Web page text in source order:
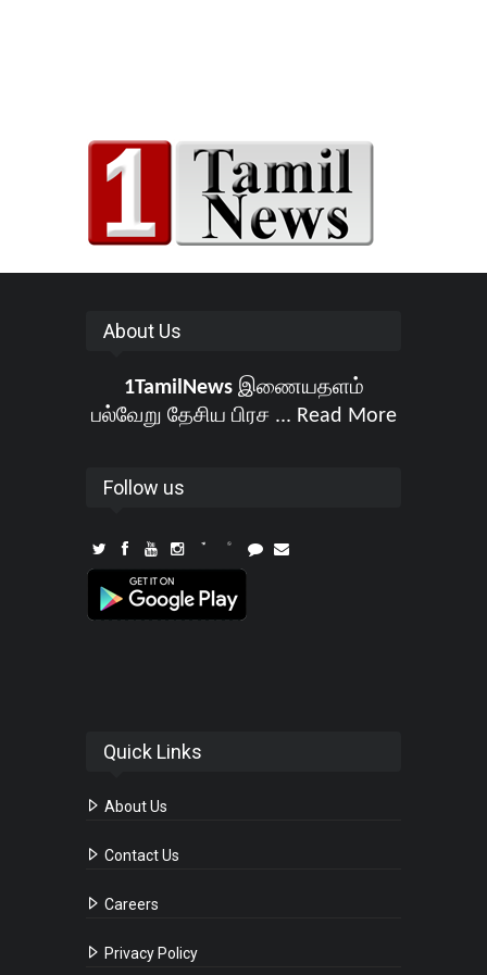
About Us
1TamilNewsஇணையதளம்
பல்வேறு தேசிய பிரச ... Read More
Follow us
Quick Links
About Us
Contact Us
Careers
Privacy Policy